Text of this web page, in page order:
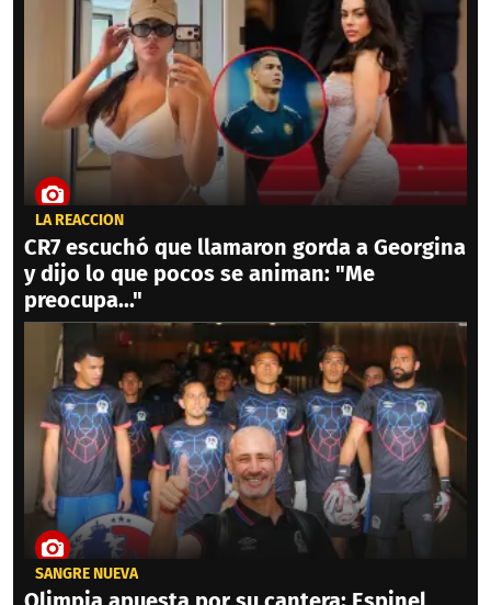
LA REACCIÓN
CR7 escuchó que llamaron gorda a Georgina
y dijo lo que pocos se animan: "Me
preocupa..."
SANGRE NUEVA